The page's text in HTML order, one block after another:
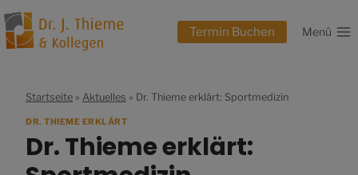
Zum
Inhalt
springen
Termin Buchen Menü
Startseite » Aktuelles » Dr. Thieme erklärt: Sportmedizin
DR. THIEME ERKLÄRT
Dr. Thieme erklärt: